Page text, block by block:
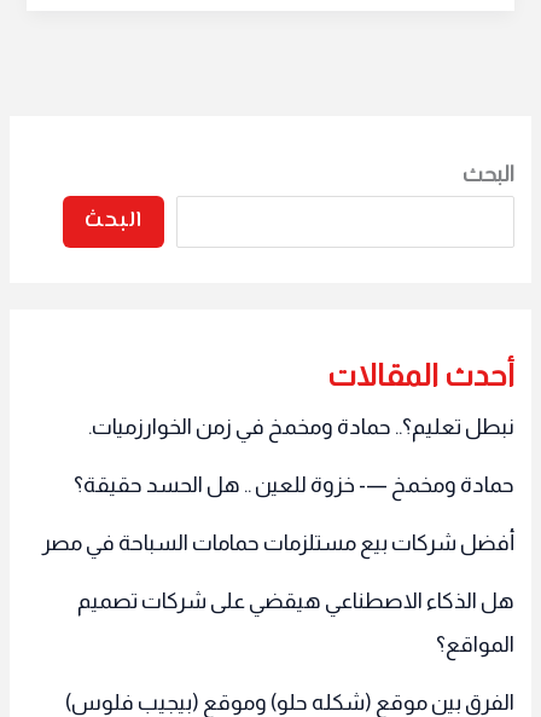
البحث
البحث
أحدث المقالات
نبطل تعليم؟.. حمادة ومخمخ في زمن الخوارزميات.
حمادة ومخمخ —- خزوة للعين .. هل الحسد حقيقة؟
أفضل شركات بيع مستلزمات حمامات السباحة في مصر
هل الذكاء الاصطناعي هيقضي على شركات تصميم
المواقع؟
الفرق بين موقع (شكله حلو) وموقع (بيجيب فلوس)